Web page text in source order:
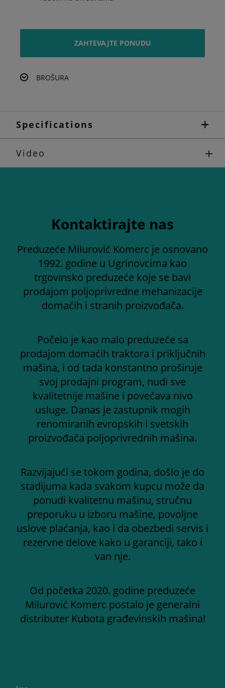
ZAHTEVAJTE PONUDU
BROŠURA
Specifications
Video
Kontaktirajte nas
Preduzeće Milurović Komerc je osnovano
1992. godine u Ugrinovcima kao
trgovinsko preduzeće koje se bavi
prodajom poljoprivredne mehanizacije
domaćih i stranih proizvođača.
Počelo je kao malo preduzeće sa
prodajom domaćih traktora i priključnih
mašina, i od tada konstantno proširuje
svoj prodajni program, nudi sve
kvalitetnije mašine i povećava nivo
usluge. Danas je zastupnik mogih
renomiranih evropskih i svetskih
proizvođača poljoprivrednih mašina.
Razvijajući se tokom godina, došlo je do
stadijuma kada svakom kupcu može da
ponudi kvalitetnu mašinu, stručnu
preporuku u izboru mašine, povoljne
uslove plaćanja, kao i da obezbedi servis i
rezervne delove kako u garanciji, tako i
van nje.
Od početka 2020. godine preduzeće
Milurović Komerc postalo je generalni
distributer Kubota građevinskih mašina!